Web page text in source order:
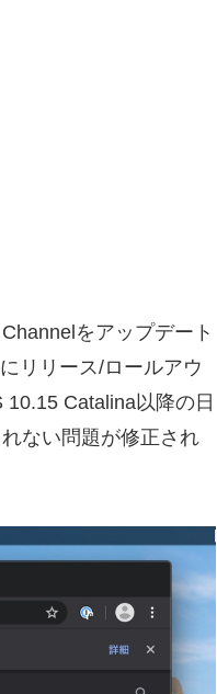
をアップデート
リリース/ロールアウ
Catalina以降の日
ない問題が修正され